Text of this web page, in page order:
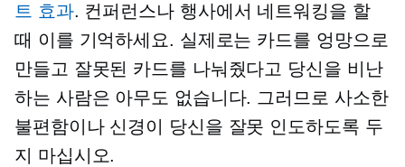
트 효과. 컨퍼런스나 행사에서 네트워킹을 할
때 이를 기억하세요. 실제로는 카드를 엉망으로
만들고 잘못된 카드를 나눠줬다고 당신을 비난
하는 사람은 아무도 없습니다. 그러므로 사소한
불편함이나 신경이 당신을 잘못 인도하도록 두
지 마십시오.